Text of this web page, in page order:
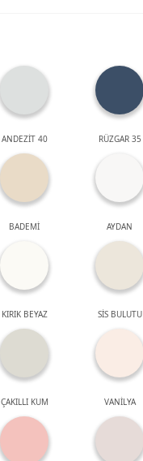
ANDEZİT 40 RÜZGAR 35
BADEMİ AYDAN
KIRIK BEYAZ SİS BULUTU
ÇAKILLI KUM VANİLYA